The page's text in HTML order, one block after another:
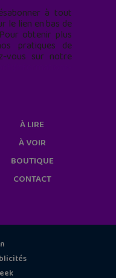
à tout
le lien en bas de
obtenir plus
pratiques de
vous sur notre
À LIRE
À VOIR
BOUTIQUE
CONTACT